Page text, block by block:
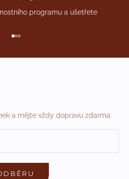
programu a ušetřete
Přejít na položku 1
Přejít na položku 2
Přejít na položku 3
a mějte vždy dopravu zdarma